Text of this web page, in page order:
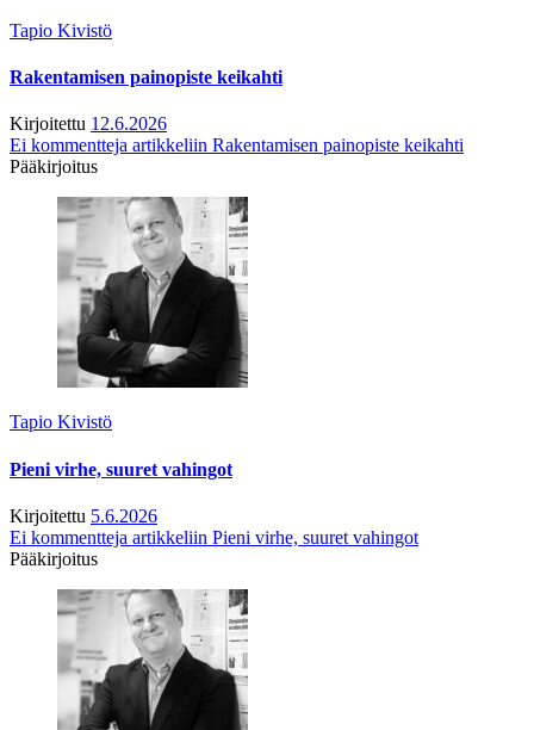
Tapio Kivistö
Rakentamisen painopiste keikahti
Kirjoitettu 12.6.2026
Ei kommentteja artikkeliin Rakentamisen painopiste keikahti
Pääkirjoitus
Tapio Kivistö
Pieni virhe, suuret vahingot
Kirjoitettu 5.6.2026
Ei kommentteja artikkeliin Pieni virhe, suuret vahingot
Pääkirjoitus